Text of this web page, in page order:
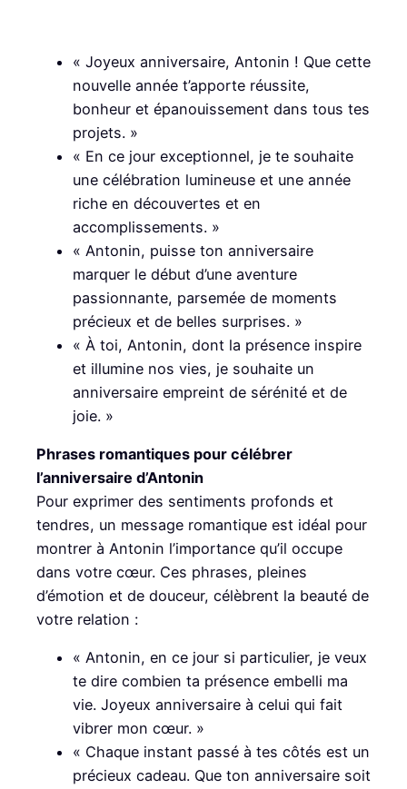
« Joyeux anniversaire, Antonin ! Que cette
nouvelle année t’apporte réussite,
bonheur et épanouissement dans tous tes
projets. »
« En ce jour exceptionnel, je te souhaite
une célébration lumineuse et une année
riche en découvertes et en
accomplissements. »
« Antonin, puisse ton anniversaire
marquer le début d’une aventure
passionnante, parsemée de moments
précieux et de belles surprises. »
« À toi, Antonin, dont la présence inspire
et illumine nos vies, je souhaite un
anniversaire empreint de sérénité et de
joie. »
Phrases romantiques pour célébrer
l’anniversaire d’Antonin
Pour exprimer des sentiments profonds et
tendres, un message romantique est idéal pour
montrer à Antonin l’importance qu’il occupe
dans votre cœur. Ces phrases, pleines
d’émotion et de douceur, célèbrent la beauté de
votre relation :
« Antonin, en ce jour si particulier, je veux
te dire combien ta présence embelli ma
vie. Joyeux anniversaire à celui qui fait
vibrer mon cœur. »
« Chaque instant passé à tes côtés est un
précieux cadeau. Que ton anniversaire soit